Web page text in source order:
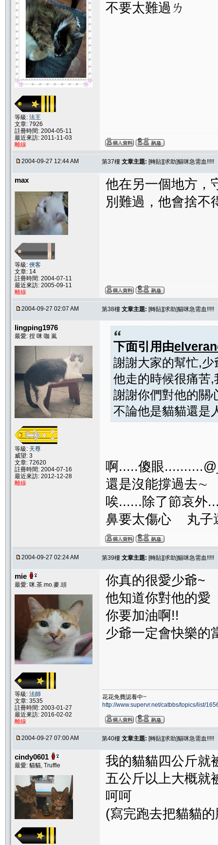
等級: 法王
文章: 7926
註冊時間: 2004-05-11
最近來訪: 2011-11-03
離線
不要太難過ㄌ
2004-09-27 12:44 AM 第37樓 文章主題: [轉貼][求助]貓咪急需血!!!!!
max
等級: 俠客
文章: 14
註冊時間: 2004-07-11
最近來訪: 2005-09-11
離線
他在另一個地方，
別難過，他會捨不
2004-09-27 02:07 AM 第38樓 文章主題: [轉貼][求助]貓咪急需血!!!!!
lingping1976
最愛: 捏 咪 咖 嵐
等級: 天尊
威望: 3
文章: 72620
註冊時間: 2004-07-16
最近來訪: 2012-12-28
離線
下面引用由
謝謝大家的幫忙,
他走的時候很痛苦,
謝謝你們對他的關
不論他是貓貓還是
啊.....傻眼
還是沒能撐過去∼
唉......除了節哀外
鼻要太傷心 丸子
2004-09-27 02:24 AM 第39樓 文章主題: [轉貼][求助]貓咪急需血!!!!!
mie
最愛: 咪.茶.mo.麥.頭
等級: 法師
文章: 3535
註冊時間: 2003-01-27
最近來訪: 2016-02-02
離線
你真的很愛少爺~
他知道你對他的愛
你要加油啊!!
少爺一定會快樂的
花花免費認養中~
http://www.supervr.net/catbbs/topics/list/
2004-09-27 07:00 AM 第40樓 文章主題: [轉貼][求助]貓咪急需血!!!!!
cindy0601
最愛: 貓貓, Truffle
我的貓貓四公斤就
五公斤以上大概就
呵呵
(寫完跑去把貓貓